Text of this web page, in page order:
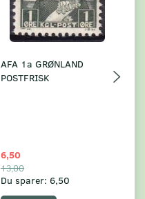
AFA 1a GRØNLAND
POSTFRISK
6,50
13,00
Du sparer: 6,50